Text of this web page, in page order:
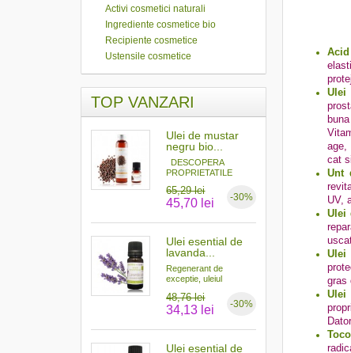
Activi cosmetici naturali
Ingrediente cosmetice bio
Recipiente cosmetice
Ustensile cosmetice
TOP VANZARI
Ulei de mustar
negru bio...
DESCOPERA
PROPRIETATILE
65,29 lei
-30%
45,70 lei
Ulei esential de
lavanda...
Regenerant de
exceptie, uleiul
48,76 lei
-30%
34,13 lei
Ulei esential de
Ulei
age,
cat
Unt
UV,
Ulei
Ulei
gras
Ulei